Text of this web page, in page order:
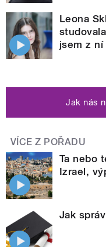
Leona
jsem z ní
Jak nás
VÍCE Z POŘADU
Ta nebo
Izrael,
Jak